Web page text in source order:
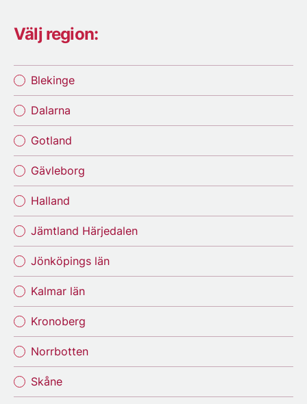
Välj region:
Blekinge
Dalarna
Gotland
Gävleborg
Halland
Jämtland Härjedalen
Jönköpings län
Kalmar län
Kronoberg
Norrbotten
Skåne